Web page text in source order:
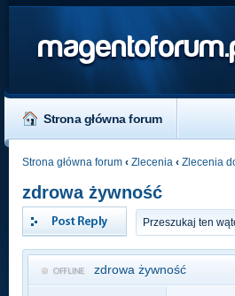
Strona główna forum
Strona główna forum ‹ Zlecenia ‹ Zlecenia
zdrowa żywność
Odpowiedz
zdrowa żywność